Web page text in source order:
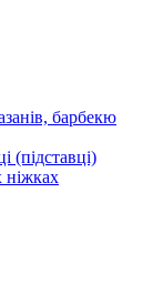
барбекю
(підставці)
ніжках